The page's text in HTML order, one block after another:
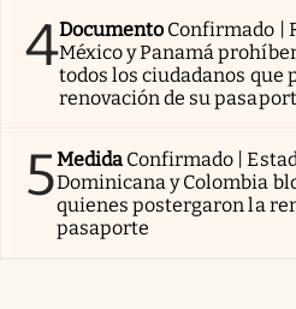
4Documento Confirmado |
México y Panamá
todos los ciudadanos que
renovación de su
5Medida Confirmado |
Dominicana y Colombia
quienes postergaron la
pasaporte